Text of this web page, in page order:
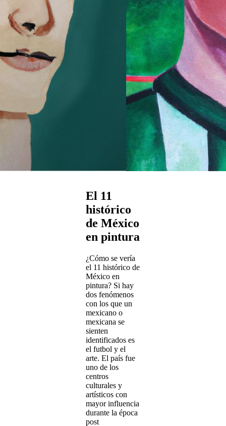
El 11
histórico
de México
en pintura
¿Cómo se vería
el 11 histórico de
México en
pintura? Si hay
dos fenómenos
con los que un
mexicano o
mexicana se
sienten
identificados es
el futbol y el
arte. El país fue
uno de los
centros
culturales y
artísticos con
mayor influencia
durante la época
post